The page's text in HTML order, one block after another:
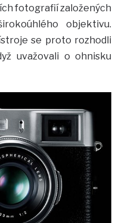
fotografií založených
objektivu.
se proto rozhodli
uvažovali o ohnisku